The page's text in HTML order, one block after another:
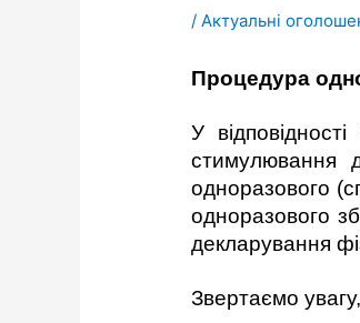
/Актуальні
Процедура
У
стимулювання
одноразового
одноразового
декларування
Звертаємо